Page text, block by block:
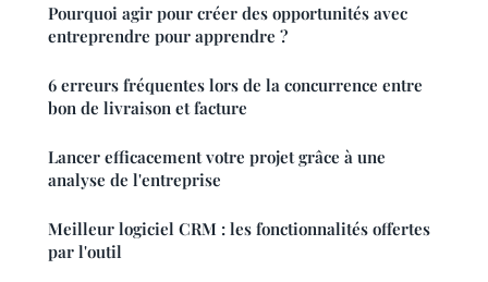
Pourquoi agir pour créer des opportunités avec
entreprendre pour apprendre ?
6 erreurs fréquentes lors de la concurrence entre
bon de livraison et facture
Lancer efficacement votre projet grâce à une
analyse de l'entreprise
Meilleur logiciel CRM : les fonctionnalités offertes
par l'outil